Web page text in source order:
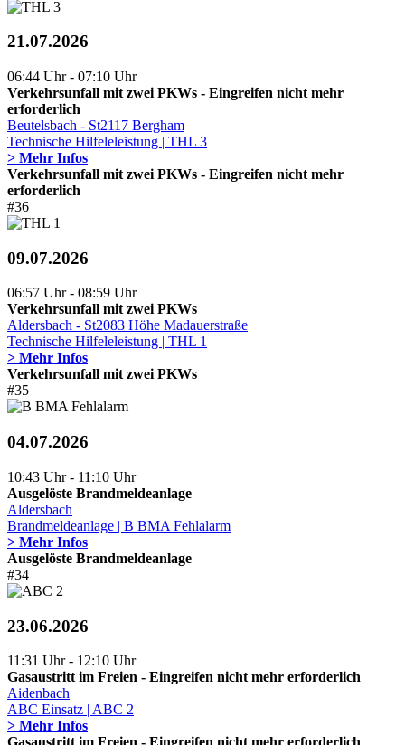
21.07.2026
06:44 Uhr - 07:10 Uhr
Verkehrsunfall mit zwei PKWs - Eingreifen nicht mehr
erforderlich
Beutelsbach - St2117 Bergham
Technische Hilfeleleistung | THL 3
> Mehr Infos
Verkehrsunfall mit zwei PKWs - Eingreifen nicht mehr
erforderlich
#36
09.07.2026
06:57 Uhr - 08:59 Uhr
Verkehrsunfall mit zwei PKWs
Aldersbach - St2083 Höhe Madauerstraße
Technische Hilfeleleistung | THL 1
> Mehr Infos
Verkehrsunfall mit zwei PKWs
#35
04.07.2026
10:43 Uhr - 11:10 Uhr
Ausgelöste Brandmeldeanlage
Aldersbach
Brandmeldeanlage | B BMA Fehlalarm
> Mehr Infos
Ausgelöste Brandmeldeanlage
#34
23.06.2026
11:31 Uhr - 12:10 Uhr
Gasaustritt im Freien - Eingreifen nicht mehr erforderlich
Aidenbach
ABC Einsatz | ABC 2
> Mehr Infos